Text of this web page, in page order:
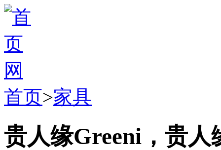
首页>家具
贵人缘Greeni，贵人